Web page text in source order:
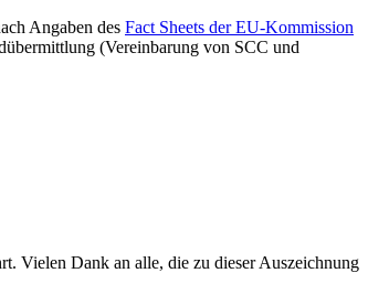
Angaben des Fact Sheets der EU-Kommission
(Vereinbarung von SCC und
Vielen Dank an alle, die zu dieser Auszeichnung